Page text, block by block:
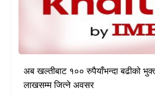
अब खल्तीबाट १०० रुपैयाँभन्दा बढीको
लाखसम्म जित्ने अवसर